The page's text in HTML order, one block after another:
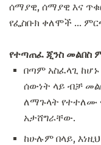
ሰማያዊ, ሰማያዊ እና
የፌስቡክ ቀለሞች ...
የተጣጠፈ ጂንስ መልበስ
በጣም አስፈላጊ
ሰውነት ላይ ብቻ
ለማጉላት የተተለሙ
አታሸግራቸው.
ከሁሉም በላይ,